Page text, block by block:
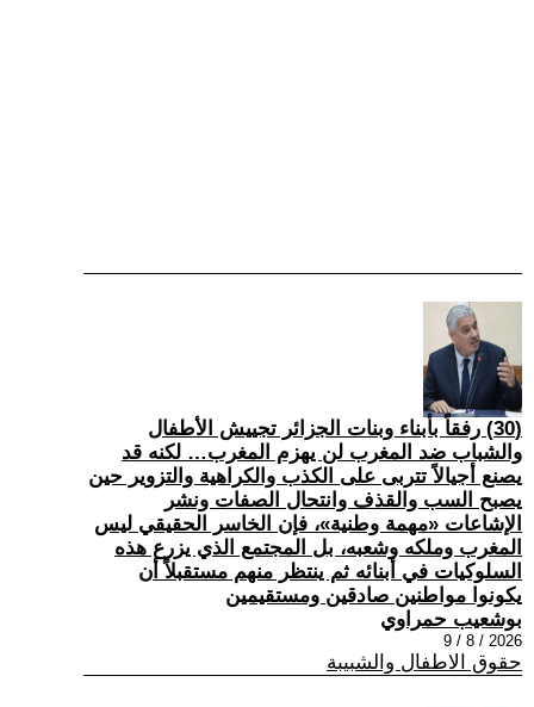
(30) رفقاً بأبناء وبنات الجزائر تجييش الأطفال
والشباب ضد المغرب لن يهزم المغرب… لكنه قد
يصنع أجيالاً تتربى على الكذب والكراهية والتزوير حين
يصبح السب والقذف وانتحال الصفات ونشر
الإشاعات «مهمة وطنية»، فإن الخاسر الحقيقي ليس
المغرب وملكه وشعبه، بل المجتمع الذي يزرع هذه
السلوكيات في أبنائه ثم ينتظر منهم مستقبلاً أن
يكونوا مواطنين صادقين ومستقيمين
بوشعيب حمراوي
2026 / 8 / 9
حقوق الاطفال والشبيبة